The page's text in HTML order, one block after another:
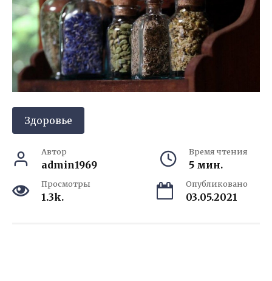
Здоровье
Автор
admin1969
Время чтения
5 мин.
Просмотры
1.3k.
Опубликовано
03.05.2021